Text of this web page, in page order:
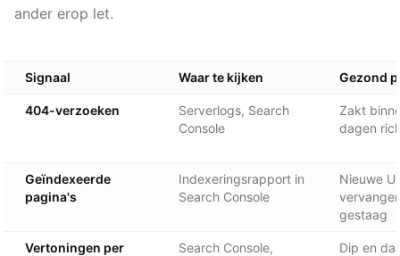
ander erop let.
Signaal Waar te kijken Gezond
404-verzoeken
Serverlogs, Search
Console
Zakt
dagen
Geïndexeerde
pagina's
Indexeringsrapport in
Search Console
Nieuwe
gestaag
Vertoningen per
Search Console,
Dip en